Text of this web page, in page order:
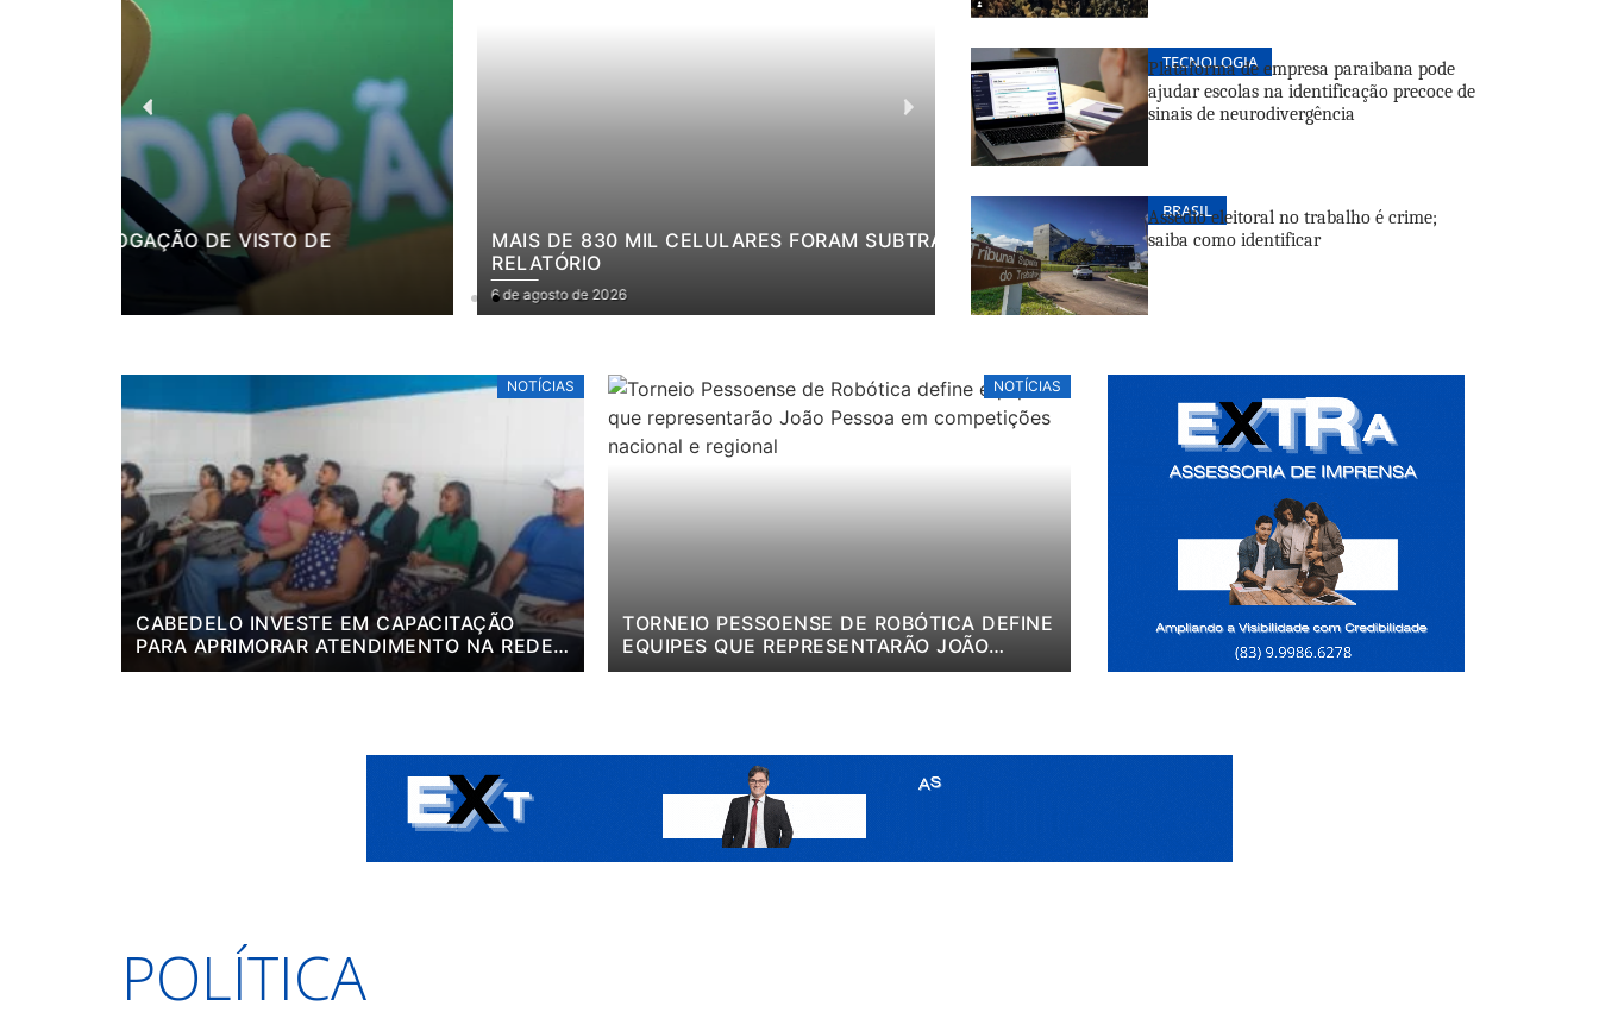
MAIS DE 830 MIL CELULARES FORAM SUBTRAÍDOS EM 2025, APONTA
RELATÓRIO
PROJETO ‘PASSOS NA CIDADE’ PROMOVE INCLUSÃO SOCIAL E
CUIDADO EM SAÚDE MENTAL POR MEIO DA CORRIDA
6 de agosto de 2026
TECNOLOGIA
Plataforma de empresa paraibana pode
ajudar escolas na identificação precoce de
sinais de neurodivergência
BRASIL
Assédio eleitoral no trabalho é crime;
saiba como identificar
NOTÍCIAS
CABEDELO INVESTE EM CAPACITAÇÃO
PARA APRIMORAR ATENDIMENTO NA REDE
DE BARES E RESTAURANTES
NOTÍCIAS
TORNEIO PESSOENSE DE ROBÓTICA DEFINE
EQUIPES QUE REPRESENTARÃO JOÃO
PESSOA EM COMPETIÇÕES NACIONAL E
POLÍTICA